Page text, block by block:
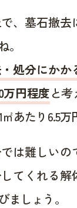
、墓石撤去
。
処分にかか
万円程度と
あたり6.5万
は難しいの
てくれる解
ましょう。